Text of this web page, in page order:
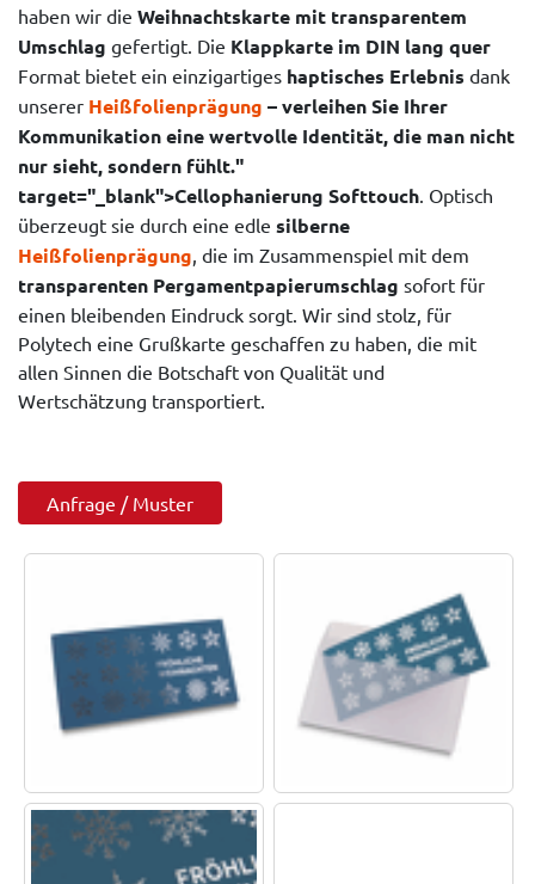
haben wir die Weihnachtskarte mit transparentem
Umschlag gefertigt. Die Klappkarte im DIN lang quer
Format bietet ein einzigartiges haptisches Erlebnis dank
unserer Heißfolienprägung – verleihen Sie Ihrer
Kommunikation eine wertvolle Identität, die man nicht
nur sieht, sondern fühlt."
target="_blank">Cellophanierung Softtouch . Optisch
überzeugt sie durch eine edle silberne
Heißfolienprägung , die im Zusammenspiel mit dem
transparenten Pergamentpapierumschlag sofort für
einen bleibenden Eindruck sorgt. Wir sind stolz, für
Polytech eine Grußkarte geschaffen zu haben, die mit
allen Sinnen die Botschaft von Qualität und
Wertschätzung transportiert.
Anfrage / Muster